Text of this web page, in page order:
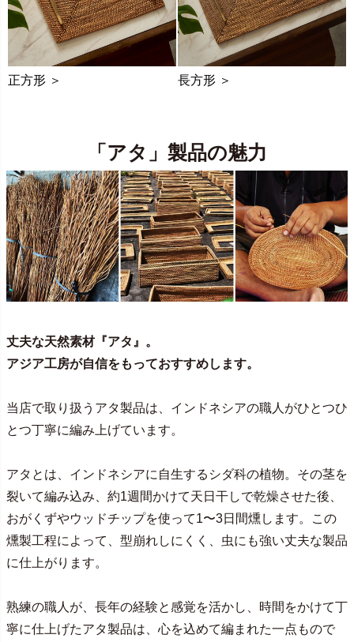
正方形 ＞ 長方形 ＞
「アタ」製品の魅力
丈夫な天然素材『アタ』。
アジア工房が自信をもっておすすめします。
当店で取り扱うアタ製品は、インドネシアの職人がひとつひ
とつ丁寧に編み上げています。
アタとは、インドネシアに自生するシダ科の植物。その茎を
裂いて編み込み、約1週間かけて天日干しで乾燥させた後、
おがくずやウッドチップを使って1〜3日間燻します。この
燻製工程によって、型崩れしにくく、虫にも強い丈夫な製品
に仕上がります。
熟練の職人が、長年の経験と感覚を活かし、時間をかけて丁
寧に仕上げたアタ製品は、心を込めて編まれた一点もので